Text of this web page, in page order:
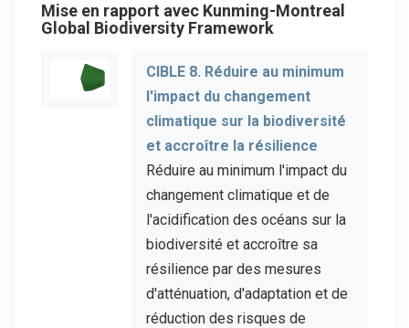
Mise en rapport avec Kunming-Montreal
Global Biodiversity Framework
CIBLE 8. Réduire au minimum
l'impact du changement
climatique sur la biodiversité
et accroître la résilience
Réduire au minimum l'impact du
changement climatique et de
l'acidification des océans sur la
biodiversité et accroître sa
résilience par des mesures
d'atténuation, d'adaptation et de
réduction des risques de